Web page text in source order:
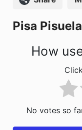
k
Pisa
How
No votes so